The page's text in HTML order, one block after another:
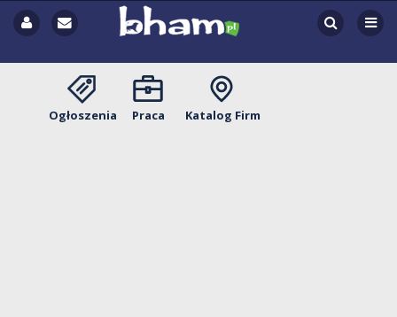
Ogłoszenia Praca Katalog Firm